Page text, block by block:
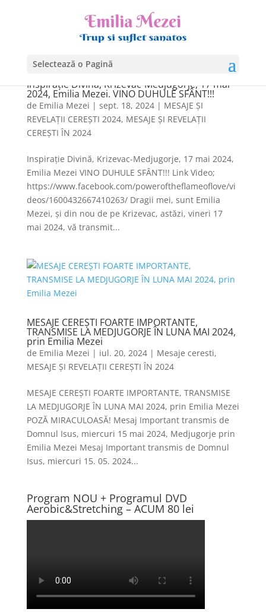
Selectează o Pagină
Inspirație Divină, Krizevac-Medjugorje, 17 mai
2024, Emilia Mezei. VINO DUHULE SFÂNT!!!
de Emilia Mezei | sept. 18, 2024| MESAJE ȘI
REVELAȚII CEREȘTI 2024, MESAJE ȘI REVELAȚII
CEREȘTI ÎN 2024
Inspirație Divină, Krizevac-Medjugorje, 17 mai 2024,
Emilia Mezei VINO DUHULE SFÂNT!!! Link Video;
https://www.facebook.com/poweroftheflameoflove/vi
deos/1600432667410263/ Dragii mei, sunt Emilia
Mezei, și din nou de pe Krizevac, astăzi, vineri 17
mai 2024, vă transmit...
MESAJE CEREȘTI FOARTE IMPORTANTE,
TRANSMISE LA MEDJUGORJE ÎN LUNA MAI 2024,
prin Emilia Mezei
de Emilia Mezei | iul. 20, 2024| Mesaje ceresti,
MESAJE ȘI REVELAȚII CEREȘTI ÎN 2024
MESAJE CEREȘTI FOARTE IMPORTANTE, TRANSMISE
LA MEDJUGORJE ÎN LUNA MAI 2024, prin Emilia Mezei
POZĂ MIRACULOASĂ! Mesaj Important transmis de
Domnul Isus, miercuri 15 mai 2024, Medjugorje prin
Emilia Mezei Mesaj Important transmis de Domnul
Isus, miercuri 15. 05. 2024...
Program NOU + Programul DVD
Aerobic&Stretching – ACUM 80 lei